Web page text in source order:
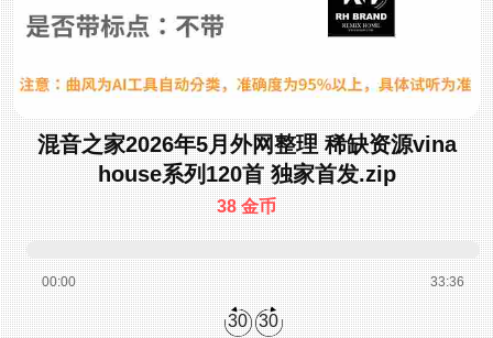
混音之家2026年5月外网整理 稀缺资源vina
house系列120首 独家首发.zip
38 金币
00:00 33:36
30 30